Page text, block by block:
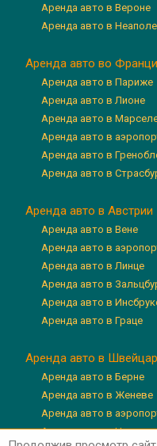
Аренда авто в Вероне
Аренда авто в Неаполе
Аренда авто во
Аренда авто в Париже
Аренда авто в Лионе
Аренда авто в
Аренда авто в
Аренда авто в
Аренда авто в
Аренда авто в Австрии
Аренда авто в Вене
Аренда авто в
Аренда авто в Линце
Аренда авто в
Аренда авто в
Аренда авто в Граце
Аренда авто в
Аренда авто в Берне
Аренда авто в Женеве
Аренда авто в
Аренда авто в Цюрихе